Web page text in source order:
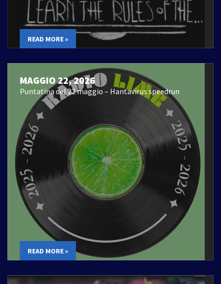
READ MORE »
MAGGIO 22, 2026
Puntatina del 22 maggio – Hantavirus speedrun
READ MORE »